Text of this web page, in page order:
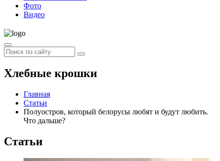
Фото
Видео
Хлебные крошки
Главная
Статьи
Полуостров, который белорусы любят и будут любить.
Что дальше?
Статьи